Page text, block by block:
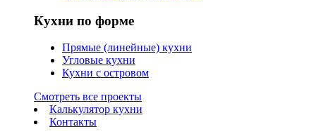
Кухни по форме
Прямые (линейные) кухни
Угловые кухни
Кухни с островом
Смотреть все проекты
Калькулятор кухни
Контакты